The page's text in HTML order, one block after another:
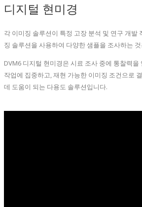
디지털 현미경
각 이미징 솔루션이 특정 고장 분석 및 연구 개발
징 솔루션을 사용하여 다양한 샘플을 조사하는
DVM6 디지털 현미경은 시료 조사 중에 통찰력을
작업에 집중하고, 재현 가능한 이미징 조건으로
데 도움이 되는 다용도 솔루션입니다.